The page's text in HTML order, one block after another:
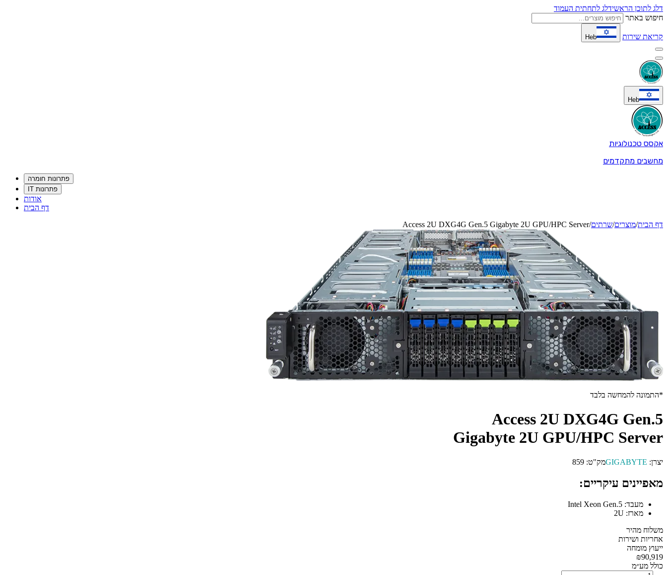
דלג לתוכן הראשידלג לתחתית העמוד
חיפוש באתר
קריאת שירות Heb
Heb
אקסס טכנולוגיות
מחשבים מתקדמים
פתרונות חומרה
פתרונות IT
אודות
דף הבית
דף הבית/מוצרים/שרתים/
Access 2U DXG4G Gen.5 Gigabyte 2U GPU/HPC Server
*התמונה להמחשה בלבד
Access 2U DXG4G Gen.5
Gigabyte 2U GPU/HPC Server
יצרן: GIGABYTEמק"ט: 859
מאפיינים עיקריים:
מעבד:
מארז:
משלוח מהיר
אחריות ושירות
ייעוץ מומחה
₪90,919
כולל מע״מ